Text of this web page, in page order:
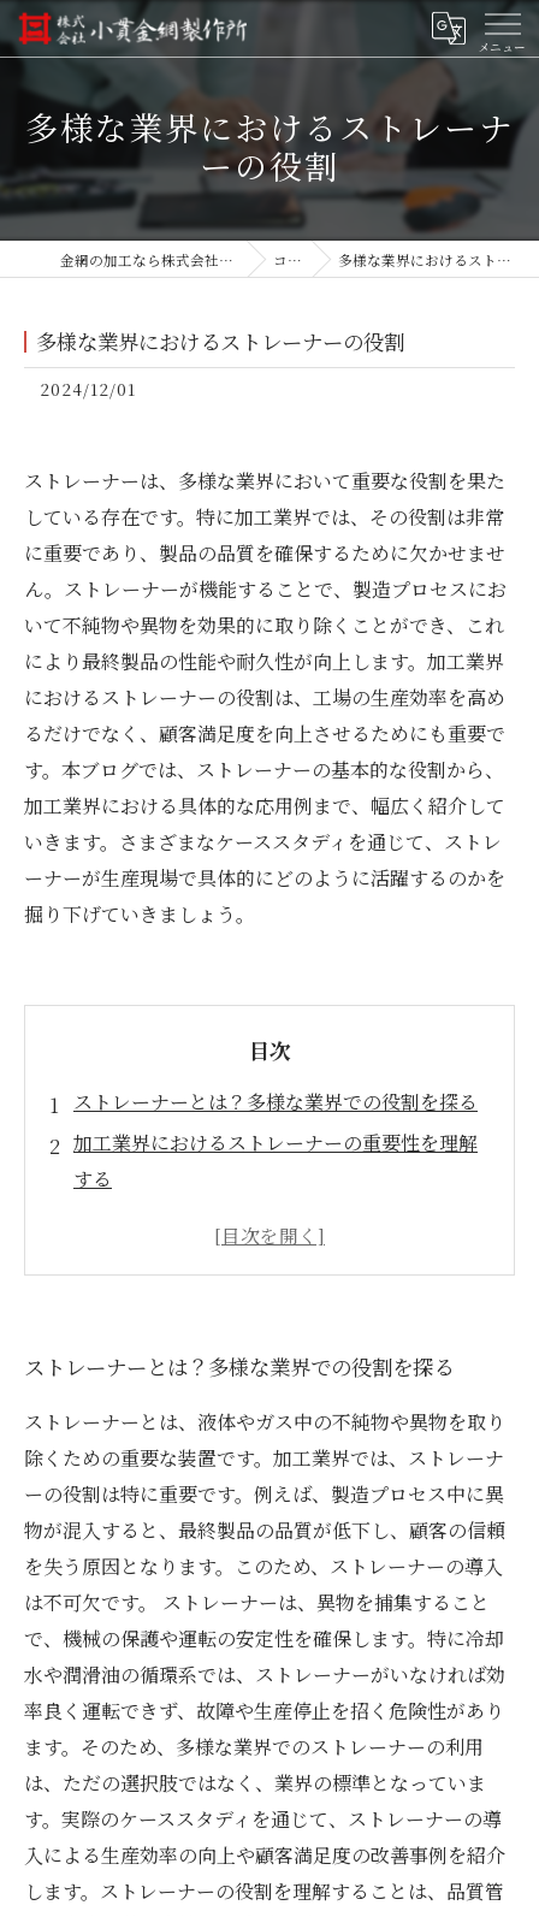
多様な業界におけるストレーナ
ーの役割
金網の加工なら株式会社小貫金網製作所 コラム 多様な業界におけるストレーナーの役割
多様な業界におけるストレーナーの役割
2024/12/01
ストレーナーは、多様な業界において重要な役割を果た
している存在です。特に加工業界では、その役割は非常
に重要であり、製品の品質を確保するために欠かせませ
ん。ストレーナーが機能することで、製造プロセスにお
いて不純物や異物を効果的に取り除くことができ、これ
により最終製品の性能や耐久性が向上します。加工業界
におけるストレーナーの役割は、工場の生産効率を高め
るだけでなく、顧客満足度を向上させるためにも重要で
す。本ブログでは、ストレーナーの基本的な役割から、
加工業界における具体的な応用例まで、幅広く紹介して
いきます。さまざまなケーススタディを通じて、ストレ
ーナーが生産現場で具体的にどのように活躍するのかを
掘り下げていきましょう。
目次
ストレーナーとは？多様な業界での役割を探る
加工業界におけるストレーナーの重要性を理解
する
点
ストレーナーと顧客満足度の関係性を深掘り
ストレーナーの役割を再認識し、未来の加工業
界の展望を考える
ストレーナーとは？多様な業界での役割を探る
ストレーナーとは、液体やガス中の不純物や異物を取り
除くための重要な装置です。加工業界では、ストレーナ
ーの役割は特に重要です。例えば、製造プロセス中に異
物が混入すると、最終製品の品質が低下し、顧客の信頼
を失う原因となります。このため、ストレーナーの導入
は不可欠です。 ストレーナーは、異物を捕集すること
で、機械の保護や運転の安定性を確保します。特に冷却
水や潤滑油の循環系では、ストレーナーがいなければ効
率良く運転できず、故障や生産停止を招く危険性があり
ます。そのため、多様な業界でのストレーナーの利用
は、ただの選択肢ではなく、業界の標準となっていま
す。実際のケーススタディを通じて、ストレーナーの導
入による生産効率の向上や顧客満足度の改善事例を紹介
します。ストレーナーの役割を理解することは、品質管